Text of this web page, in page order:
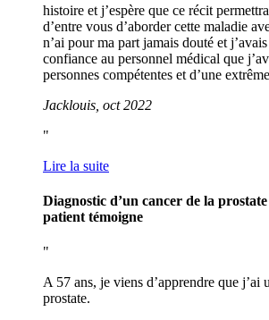
histoire et j’espère que ce récit
d’entre vous d’aborder cette maladie
n’ai pour ma part jamais douté et
confiance au personnel médical que
personnes compétentes et d’une
Jacklouis, oct 2022
Lire la suite
Diagnostic d’un cancer de la
patient témoigne
A 57 ans, je viens d’apprendre que j’ai
prostate.